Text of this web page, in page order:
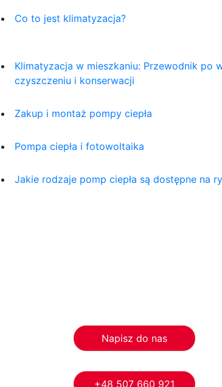
Co to jest klimatyzacja?
Klimatyzacja w mieszkaniu: Przewodnik po
czyszczeniu i konserwacji
Zakup i montaż pompy ciepła
Pompa ciepła i fotowoltaika
Jakie rodzaje pomp ciepła są dostępne na
Napisz do nas
+48 507 660 921